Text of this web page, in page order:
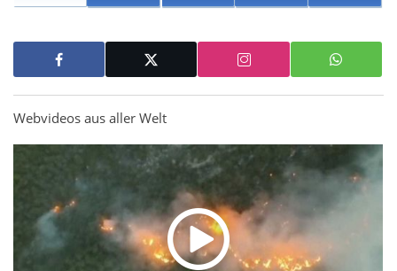
Webvideos aus aller Welt